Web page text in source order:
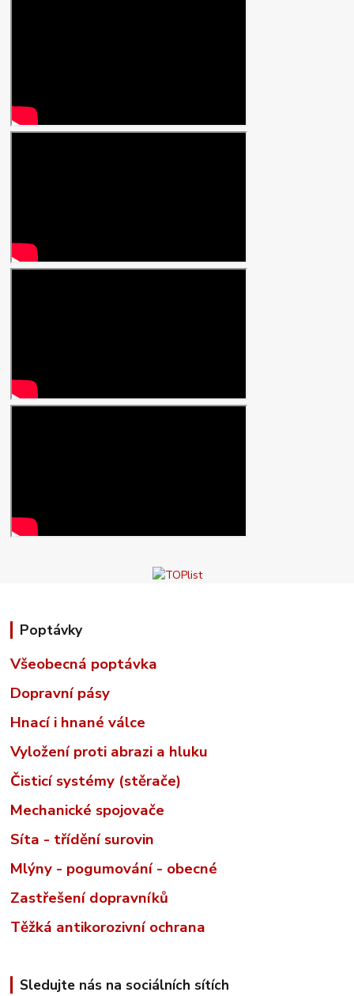
Poptávky
Všeobecná poptávka
Dopravní pásy
Hnací i hnané válce
Vyložení proti abrazi a hluku
Čisticí systémy (stěrače)
Mechanické spojovače
Síta - třídění surovin
Mlýny - pogumování - obecné
Zastřešení dopravníků
Těžká antikorozivní ochrana
Sledujte nás na sociálních sítích